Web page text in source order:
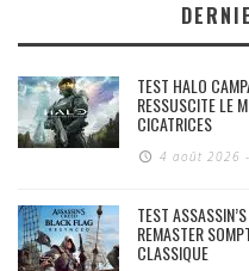
TEST HALO
RESSUSCITE LE
CICATRICES
4 août 2026
TEST
REMASTER
CLASSIQUE